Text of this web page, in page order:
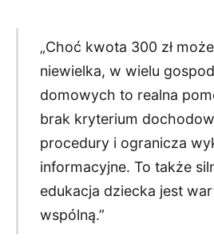
„Choć kwota 300 zł
niewielka, w wielu
domowych to realna
brak kryterium
procedury i ogranicza
informacyjne. To także
edukacja dziecka jest
wspólną.”